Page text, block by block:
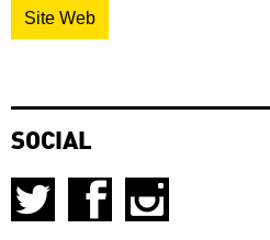
Site Web
SOCIAL